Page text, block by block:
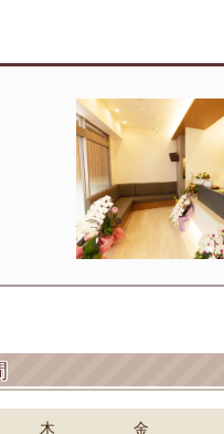
木 金